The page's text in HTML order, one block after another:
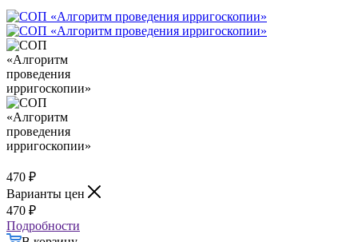
470 ₽
Варианты цен
470 ₽
Подробности